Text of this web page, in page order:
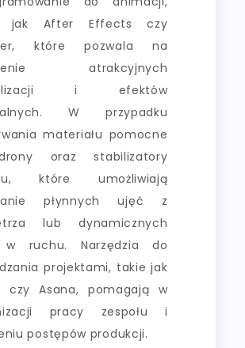
jak After Effects czy
które pozwala na
atrakcyjnych
i efektów
W przypadku
materiału pomocne
oraz stabilizatory
które umożliwiają
płynnych ujęć z
lub dynamicznych
ruchu. Narzędzia do
projektami, takie jak
czy Asana, pomagają w
pracy zespołu i
postępów produkcji.